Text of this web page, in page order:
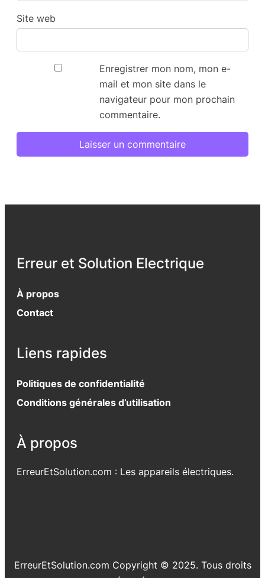
Site web
Enregistrer mon nom, mon e-
mail et mon site dans le
navigateur pour mon prochain
commentaire.
Erreur et Solution Electrique
À propos
Contact
Liens rapides
Politiques de confidentialité
Conditions générales d’utilisation
À propos
ErreurEtSolution.com : Les appareils électriques.
ErreurEtSolution.com Copyright © 2025. Tous droits